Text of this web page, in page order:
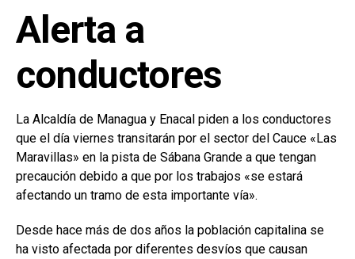
Alerta a
conductores
La Alcaldía de Managua y Enacal piden a los conductores
que el día viernes transitarán por el sector del Cauce «Las
Maravillas» en la pista de Sábana Grande a que tengan
precaución debido a que por los trabajos «se estará
afectando un tramo de esta importante vía».
Desde hace más de dos años la población capitalina se
ha visto afectada por diferentes desvíos que causan